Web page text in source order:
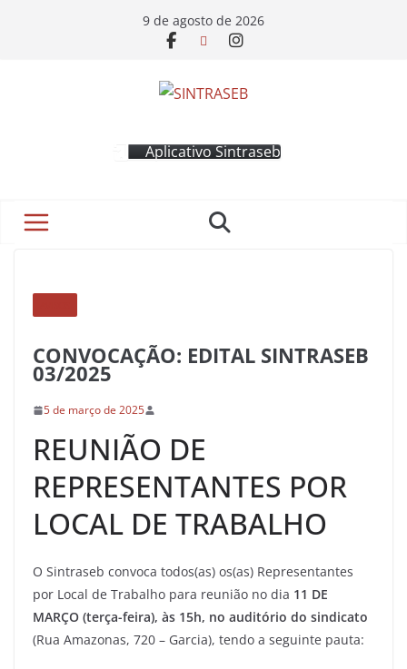
9 de agosto de 2026
Aplicativo Sintraseb
CONVOCAÇÃO: EDITAL SINTRASEB
03/2025
5 de março de 2025
REUNIÃO DE
REPRESENTANTES POR
LOCAL DE TRABALHO
O Sintraseb convoca todos(as) os(as) Representantes
por Local de Trabalho para reunião no dia 11 DE
MARÇO (terça-feira), às 15h, no auditório do sindicato
(Rua Amazonas, 720 – Garcia), tendo a seguinte pauta: